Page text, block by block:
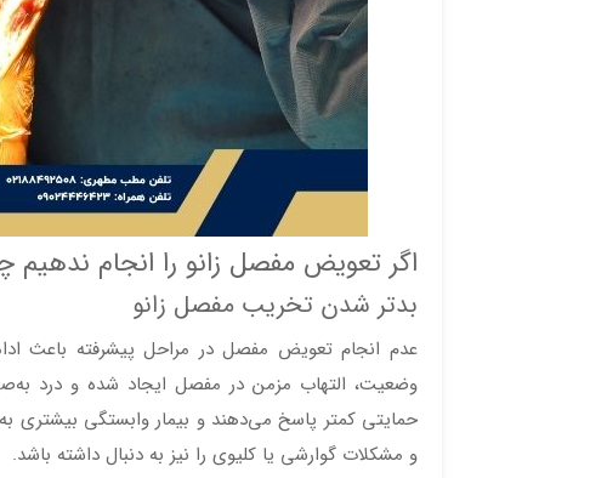
اگر تعویض مفصل زانو را انجام
بدتر شدن تخریب مفصل زانو
عدم انجام تعویض مفصل در مراحل پیشرفته باعث
وضعیت، التهاب مزمن در مفصل ایجاد شده و درد
حمایتی کمتر پاسخ می‌دهند و بیمار وابستگی بیشتری
و مشکلات گوارشی یا کلیوی را نیز به دنبال داشته باشد.